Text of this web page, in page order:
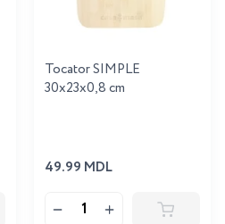
Tocator SIMPLE
30x23x0,8 cm
49.99 MDL